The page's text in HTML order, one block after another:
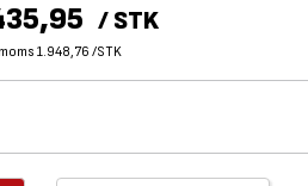
/STK
1.948,76/STK